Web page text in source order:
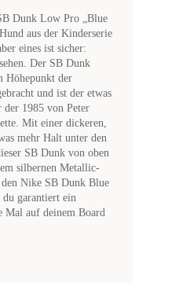
Dunk Low Pro „Blue
aus der Kinderserie
eines ist sicher:
Der SB Dunk
Höhepunkt der
und ist der etwas
der 1985 von Peter
Mit einer dickeren,
mehr Halt unter den
SB Dunk von oben
silbernen Metallic-
Nike SB Dunk Blue
du garantiert ein
Mal auf deinem Board